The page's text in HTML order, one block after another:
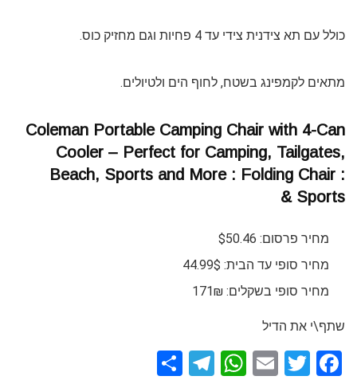
כולל עם תא צידנית צידי עד 4 פחיות וגם מחזיק כוס.
מתאים לקמפינג בשטח, לחוף הים ולטיולים.
Coleman Portable Camping Chair with 4-Can
Cooler – Perfect for Camping, Tailgates,
Beach, Sports and More : Folding Chair :
Sports &
מחיר פרסום: $50.46
מחיר סופי עד הבית: 44.99$
מחיר סופי בשקלים: 171₪
שתף\י את הדיל
F
T
E
W
T